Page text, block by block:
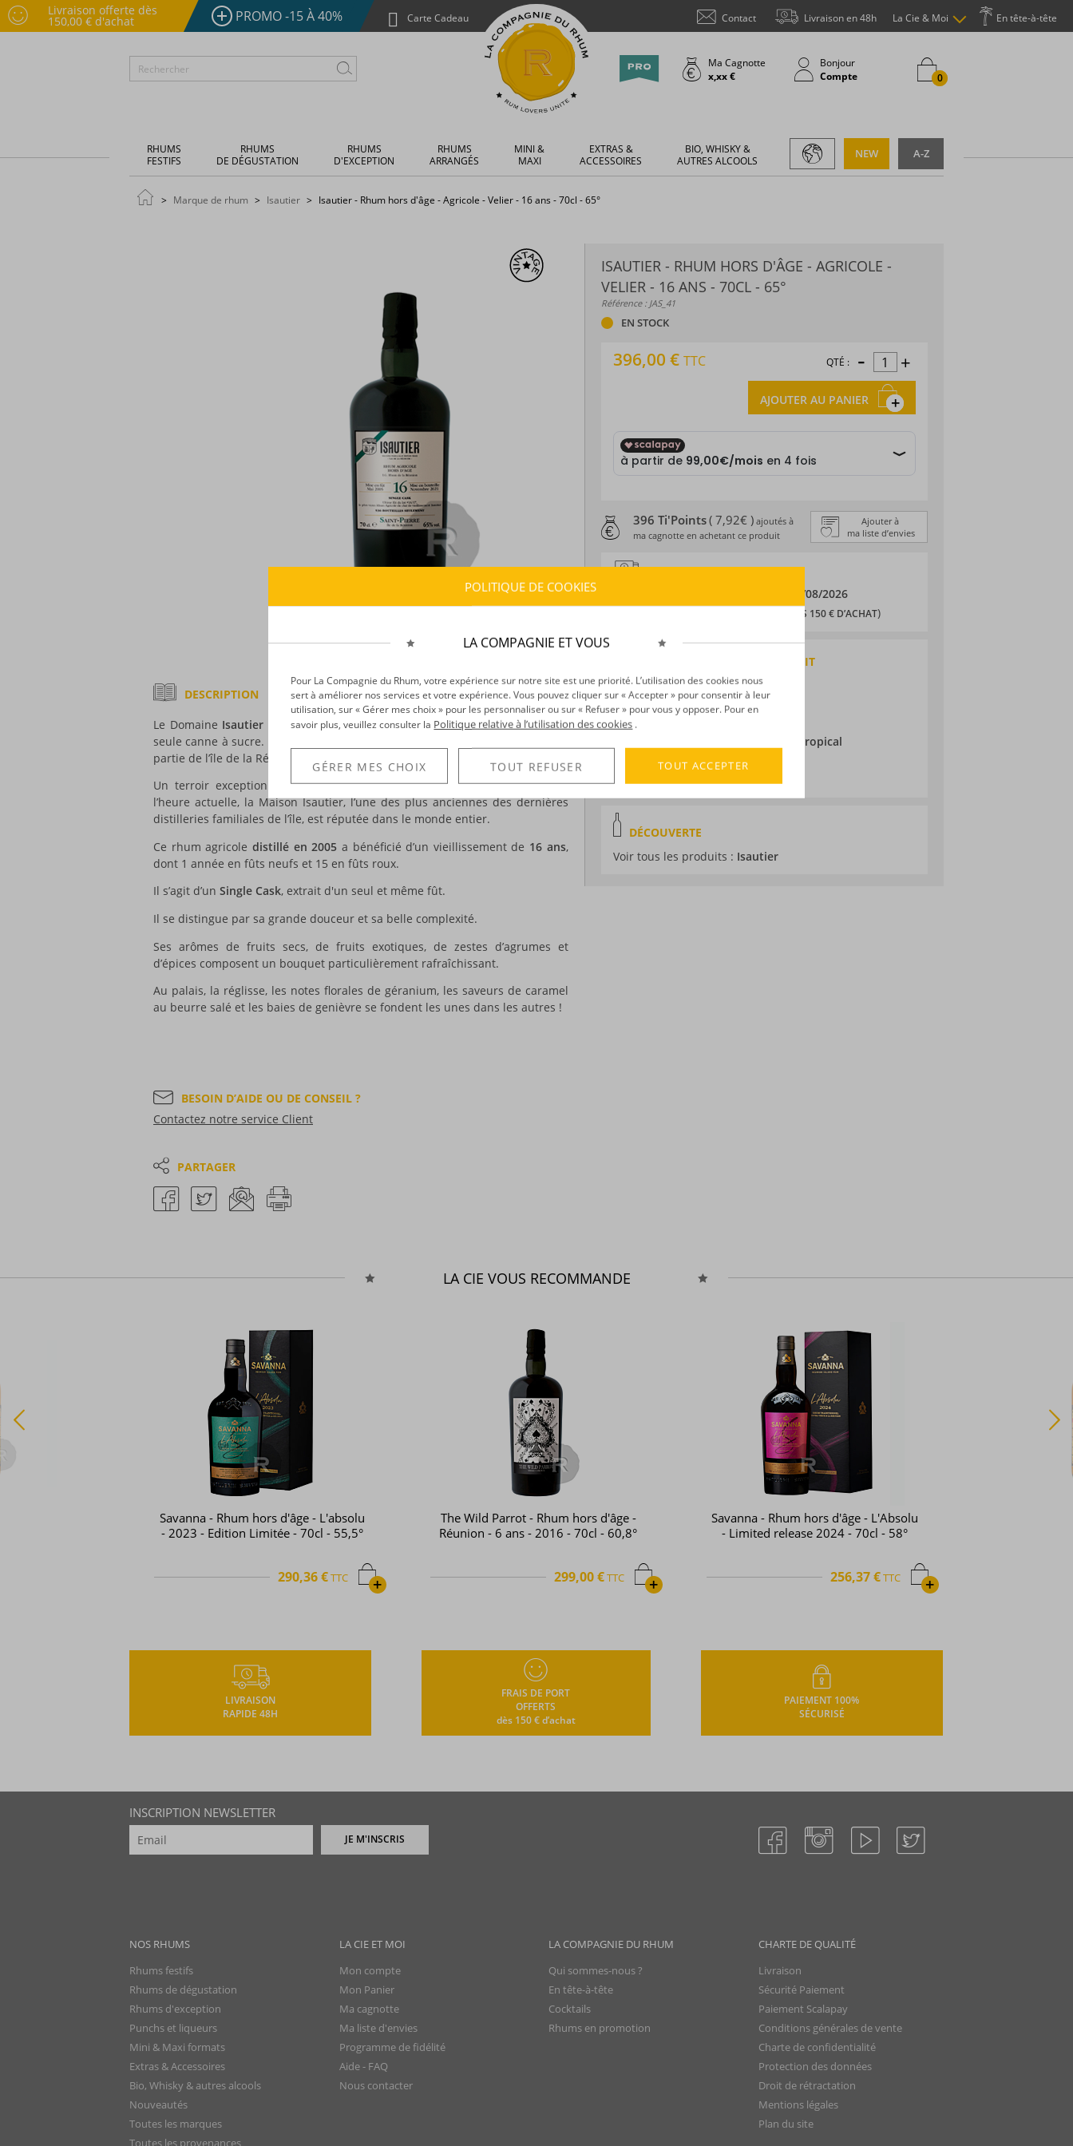
Livraison offerte dès
150,00 € d'achat PROMO -15 À 40% Carte Cadeau En tête-à-tête
La Cie & Moi
Livraison en 48h
Contact
Ma Cagnotte
x,xx €
Bonjour
Compte
0
RHUMS
FESTIFS
RHUMS
DE DÉGUSTATION
RHUMS
D'EXCEPTION
RHUMS
ARRANGÉS
MINI &
MAXI
EXTRAS &
ACCESSOIRES
BIO, WHISKY &
AUTRES ALCOOLS
A-Z
NEW
Marque de rhum Isautier Isautier - Rhum hors d'âge - Agricole - Velier - 16 ans - 70cl - 65°
ISAUTIER - RHUM HORS D'ÂGE - AGRICOLE -
VELIER - 16 ANS - 70CL - 65°
Référence : JAS_41
EN STOCK
396,00 € TTC QTÉ : - +
AJOUTER AU PANIER
Ajouter à
ma liste d’envies
396 Ti'Points( 7,92€ )ajoutés à
ma cagnotte en achetant ce produit
ESTIMATION DE LIVRAISON
11/08/2026
OFFERTS DÈS 150 € D’ACHAT)
CARACTÉRISTIQUES DU PRODUIT
Type d’alcool :Rhum agricole
Provenance :La Réunion
Distillation :
Tropical
Volume :70CL
Degré :65°
DÉCOUVERTE
Voir tous les produits : Isautier
DESCRIPTION
Le Domaine Isautier s’étend sur plus de 800 hectares, dont 300 dédiés à la
seule canne à sucre. Le sol volcanique est particulièrement fertile dans cette
partie de l’île de la Réunion.
Un terroir exceptionnel, dédié à la production d’un rhum savoureux ! A
l’heure actuelle, la Maison Isautier, l’une des plus anciennes des dernières
distilleries familiales de l’île, est réputée dans le monde entier.
Ce rhum agricole distillé en 2005 a bénéficié d’un vieillissement de 16 ans,
dont 1 année en fûts neufs et 15 en fûts roux.
Il s’agit d’un Single Cask, extrait d'un seul et même fût.
Il se distingue par sa grande douceur et sa belle complexité.
Ses arômes de fruits secs, de fruits exotiques, de zestes d’agrumes et
d’épices composent un bouquet particulièrement rafraîchissant.
Au palais, la réglisse, les notes florales de géranium, les saveurs de caramel
au beurre salé et les baies de genièvre se fondent les unes dans les autres !
BESOIN D’AIDE OU DE CONSEIL ?
Contactez notre service Client
PARTAGER
LA CIE VOUS RECOMMANDE
Savanna - Rhum hors d'âge - L'absolu
- 2023 - Edition Limitée - 70cl - 55,5°
+
290,36 €TTC
The Wild Parrot - Rhum hors d'âge -
Réunion - 6 ans - 2016 - 70cl - 60,8°
+
299,00 €TTC
Savanna - Rhum hors d'âge - L'Absolu
- Limited release 2024 - 70cl - 58°
+
256,37 €TTC
LIVRAISON
RAPIDE 48H
FRAIS DE PORT
OFFERTS
dès 150 € d’achat
PAIEMENT 100%
SÉCURISÉ
INSCRIPTION NEWSLETTER
JE M'INSCRIS
NOS RHUMS
Rhums festifs
Rhums de dégustation
Rhums d'exception
Punchs et liqueurs
Mini & Maxi formats
Extras & Accessoires
Bio, Whisky & autres alcools
Nouveautés
Toutes les marques
Toutes les provenances
LA COMPAGNIE DU RHUM
Qui sommes-nous ?
En tête-à-tête
Cocktails
Rhums en promotion
LA CIE ET MOI
Mon compte
Mon Panier
Ma cagnotte
Ma liste d'envies
Programme de fidélité
Aide - FAQ
Nous contacter
CHARTE DE QUALITÉ
Livraison
Sécurité Paiement
Paiement Scalapay
Conditions générales de vente
Charte de confidentialité
Protection des données
Droit de rétractation
Mentions légales
Plan du site
POLITIQUE DE COOKIES
LA COMPAGNIE ET VOUS
Pour La Compagnie du Rhum, votre expérience sur notre site est une priorité. L’utilisation des cookies nous
sert à améliorer nos services et votre expérience. Vous pouvez cliquer sur « Accepter » pour consentir à leur
utilisation, sur « Gérer mes choix » pour les personnaliser ou sur « Refuser » pour vous y opposer. Pour en
savoir plus, veuillez consulter la Politique relative à l’utilisation des cookies .
GÉRER MES CHOIX TOUT REFUSER TOUT ACCEPTER